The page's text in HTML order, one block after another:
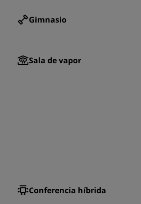
Gimnasio
Sala de vapor
Conferencia híbrida